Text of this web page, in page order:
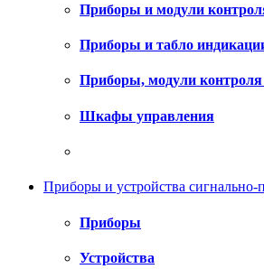
Приборы и модули
Приборы и табло
Приборы, модули контроля
Шкафы управления
Приборы и устройства сигнально-
Приборы
Устройства